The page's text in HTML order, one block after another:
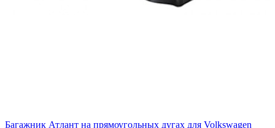
Багажник Атлант на прямоугольных дугах для Volkswagen